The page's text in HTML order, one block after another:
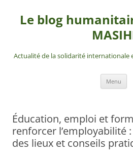
contenu
Le blog
Actualité de la solidarité internationale
Menu
Éducation, emploi et
renforcer l’employabilité
des lieux et conseils